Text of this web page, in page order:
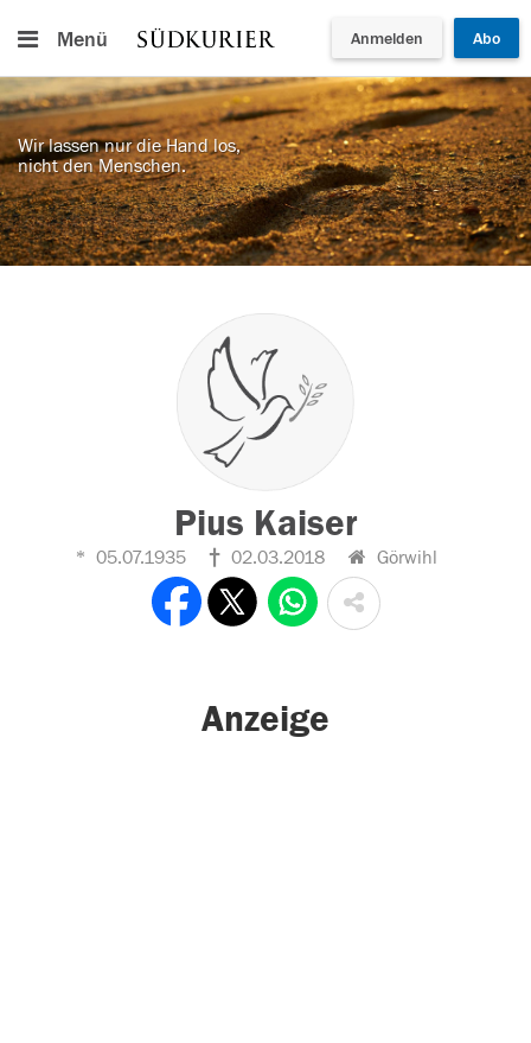
Menü Anmelden Abo
Wir lassen nur die Hand los,
nicht den Menschen.
Pius Kaiser
05.07.1935 02.03.2018 Görwihl
Anzeige